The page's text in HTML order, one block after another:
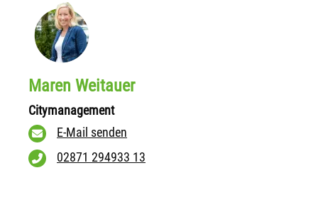
Maren Weitauer
Citymanagement
E-Mail senden
02871 294933 13